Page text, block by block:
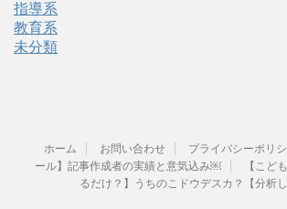
指導系
教育系
未分類
ホーム お問い合わせ プライバシーポリ
ール】記事作成者の実績と意気込み￼
【こど
るだけ？】うちのこドウデスカ？【分析し